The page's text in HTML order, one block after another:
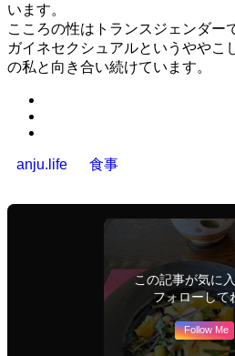
います。
こころの性はトランスジェンダー
ガイネセクシュアルというややこ
の私と向き合い続けています。
anju.life 食事
この記事が気に
フォローして
Follow Me